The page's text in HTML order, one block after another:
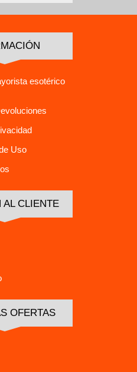
esotérico
Uso
AL CLIENTE
OFERTAS